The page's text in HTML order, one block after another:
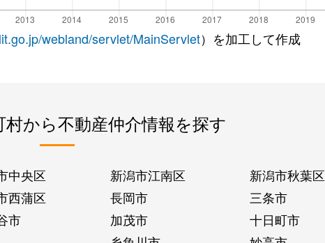
webland/servlet/MainServlet）を加工して作成
から不動産仲介情報を探す
中央区 新潟市江南区
新潟市秋葉区
西蒲区 長岡市
三条市
市 加茂市
十日町市